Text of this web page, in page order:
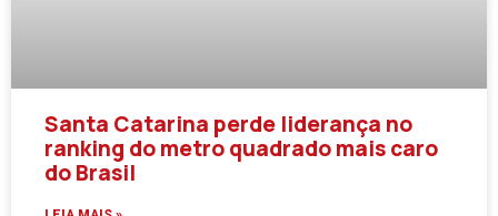
Santa Catarina perde liderança no
ranking do metro quadrado mais caro
do Brasil